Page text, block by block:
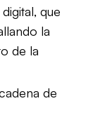
que
la
de la
de